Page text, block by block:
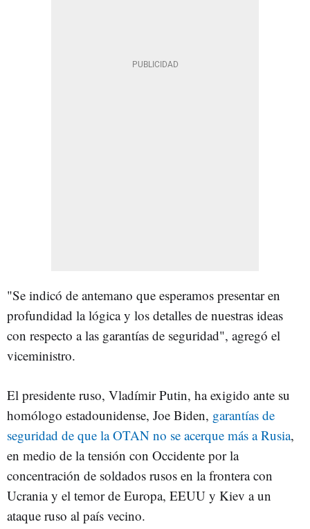
"Se indicó de antemano que esperamos presentar en
profundidad la lógica y los detalles de nuestras ideas
con respecto a las garantías de seguridad", agregó el
viceministro.
El presidente ruso, Vladímir Putin, ha exigido ante su
homólogo estadounidense, Joe Biden, garantías de
seguridad de que la OTAN no se acerque más a Rusia,
en medio de la tensión con Occidente por la
concentración de soldados rusos en la frontera con
Ucrania y el temor de Europa, EEUU y Kiev a un
ataque ruso al país vecino.